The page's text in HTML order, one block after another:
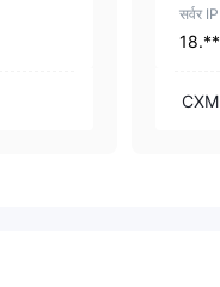
सर्वर IP